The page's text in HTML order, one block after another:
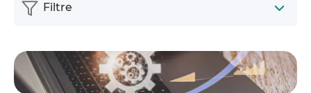
Filtre